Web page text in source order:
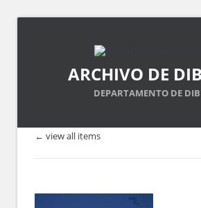
ARCHIVO DE
DEPARTAMENTO DE
← view all items